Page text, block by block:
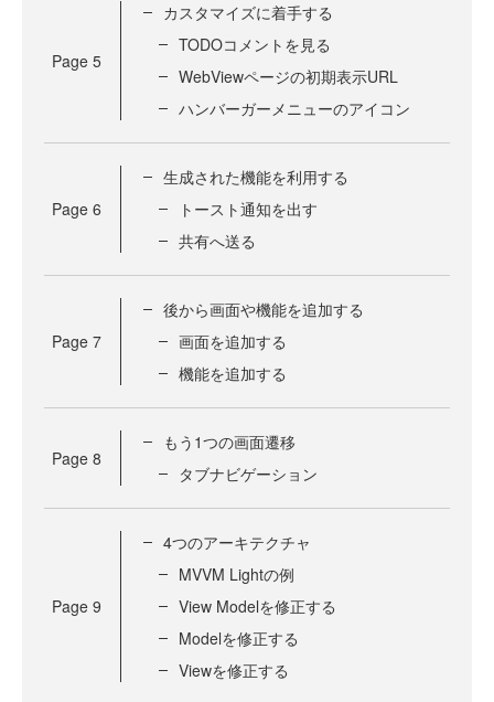
Page 5
カスタマイズに着手する
TODOコメントを見る
WebViewページの初期表示URL
ハンバーガーメニューのアイコン
Page 6
生成された機能を利用する
トースト通知を出す
共有へ送る
Page 7
後から画面や機能を追加する
画面を追加する
機能を追加する
Page 8
もう1つの画面遷移
タブナビゲーション
Page 9
4つのアーキテクチャ
MVVM Lightの例
View Modelを修正する
Modelを修正する
Viewを修正する